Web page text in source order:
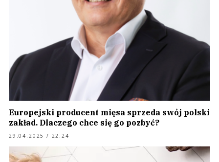
Europejski producent mięsa sprzeda swój polski
zakład. Dlaczego chce się go pozbyć?
29.04.2025 / 22:24